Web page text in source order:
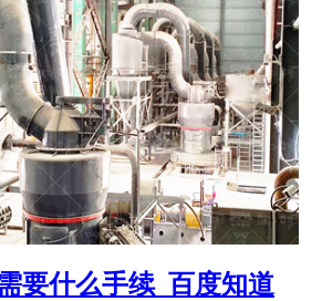
要什么手续_百度知道